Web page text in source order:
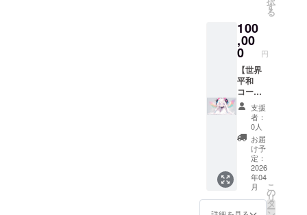
的な知
見や成
果物
に、一
般公開
前にい
ち早く
触れた
い方向
けで
す。（※
成果物
の完成
や公開
時期は
現時点
では未
究レ
ポー
ト、コ
ンセプ
ト資
料、開
発ツー
ルのα
版・β版
など）
への優
先的な
アクセ
ス権 将
来的な
成果物
（優先
プロ
ト活動
報告
メール
（クラ
ウド
ファン
ディン
グ終了
後、定
期的に
配信）
将来的
に作成
される
可能性
のある
成果物
（例: 研
す
る
100
,00
0 円
【世界
平和
コー
ス】
100,000
創設者
からの
心を込
めた感
謝メッ
セージ
（メー
ルにて
支援
者：
0人
お届
け予
定：
2026
年04
月
こ
の
リ
タ
ー